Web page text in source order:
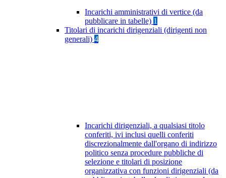
Incarichi amministrativi di vertice (da
pubblicare in tabelle) 1
Titolari di incarichi dirigenziali (dirigenti non
generali) 4
Incarichi dirigenziali, a qualsiasi titolo
conferiti, ivi inclusi quelli conferiti
discrezionalmente dall'organo di indirizzo
politico senza procedure pubbliche di
selezione e titolari di posizione
organizzativa con funzioni dirigenziali (da